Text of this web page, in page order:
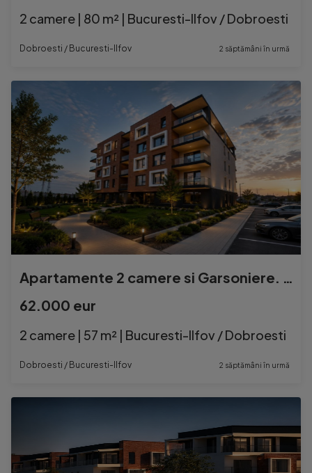
2 camere | 80 m² | Bucuresti-Ilfov / Dobroesti
Dobroesti / Bucuresti-Ilfov 2 săptămâni în urmă
Apartamente 2 camere si Garsoniere. Direct Dezvoltator. Dobroesti
62.000 eur
2 camere | 57 m² | Bucuresti-Ilfov / Dobroesti
Dobroesti / Bucuresti-Ilfov 2 săptămâni în urmă